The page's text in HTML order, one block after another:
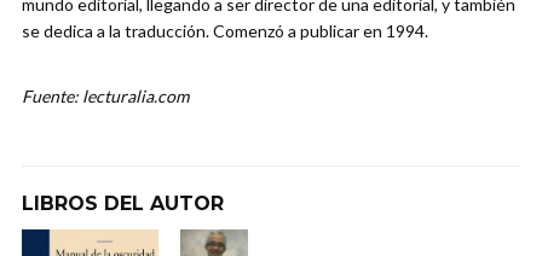
mundo editorial, llegando a ser director de una editorial, y también
se dedica a la traducción. Comenzó a publicar en 1994.
Fuente: lecturalia.com
LIBROS DEL AUTOR